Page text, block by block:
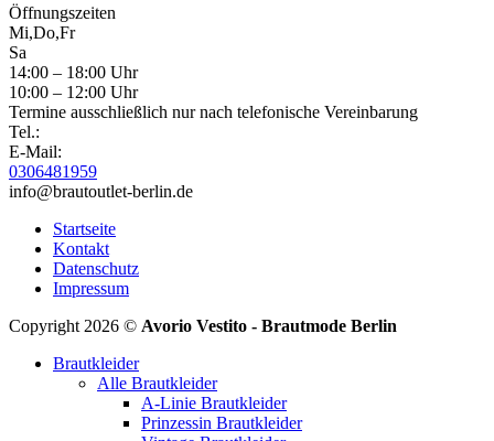
Öffnungszeiten
Mi,Do,Fr
Sa
14:00 – 18:00 Uhr
10:00 – 12:00 Uhr
Termine ausschließlich nur nach telefonische Vereinbarung
Tel.:
E-Mail:
0306481959
info@brautoutlet-berlin.de
Startseite
Kontakt
Datenschutz
Impressum
Copyright 2026 © Avorio Vestito - Brautmode Berlin
Brautkleider
Alle Brautkleider
A-Linie Brautkleider
Prinzessin Brautkleider